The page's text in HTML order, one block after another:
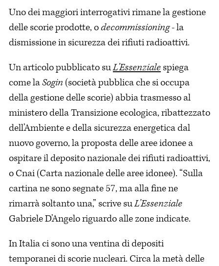
Uno dei maggiori interrogativi rimane la gestione
delle scorie prodotte, odecommissioning- la
dismissione in sicurezza dei rifiuti radioattivi.
Un articolo pubblicato suL'Essenzialespiega
come laSogin(società pubblica che si occupa
della gestione delle scorie) abbia trasmesso al
ministero della Transizione ecologica, ribattezzato
dell’Ambiente e della sicurezza energetica dal
nuovo governo, la proposta delle aree idonee a
ospitare il deposito nazionale dei rifiuti radioattivi,
o Cnai (Carta nazionale delle aree idonee). “Sulla
cartina ne sono segnate 57, ma alla fine ne
rimarrà soltanto una,” scrive suL’Essenziale
Gabriele D’Angelo riguardo alle zone indicate.
In Italia ci sono una ventina di depositi
temporanei di scorie nucleari. Circa la metà delle